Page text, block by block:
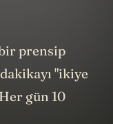
prensip
"ikiye
gün 10